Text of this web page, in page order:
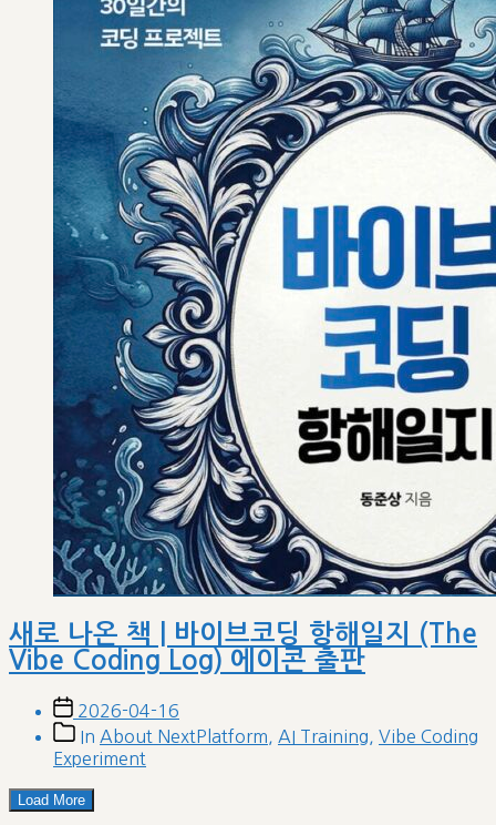
새로 나온 책 | 바이브코딩 항해일지 (The
Vibe Coding Log) 에이콘 출판
Post
date
2026-04-16
Post
categories
In About NextPlatform AI Training
Vibe Coding
Experiment
Load More